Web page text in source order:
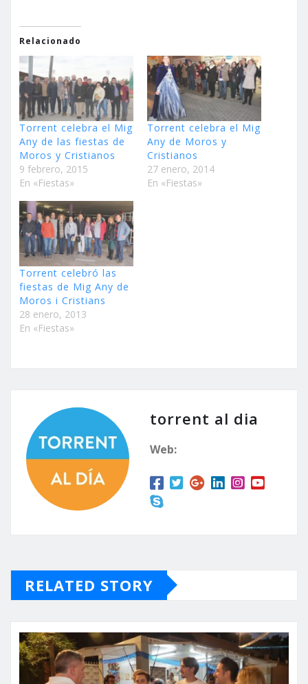
Relacionado
Torrent celebra el Mig
Any de las fiestas de
Moros y Cristianos
9 febrero, 2015
En «Fiestas»
Torrent celebra el Mig
Any de Moros y
Cristianos
27 enero, 2014
En «Fiestas»
Torrent celebró las
fiestas de Mig Any de
Moros i Cristians
28 enero, 2013
En «Fiestas»
torrent al dia
Web:
RELATED STORY